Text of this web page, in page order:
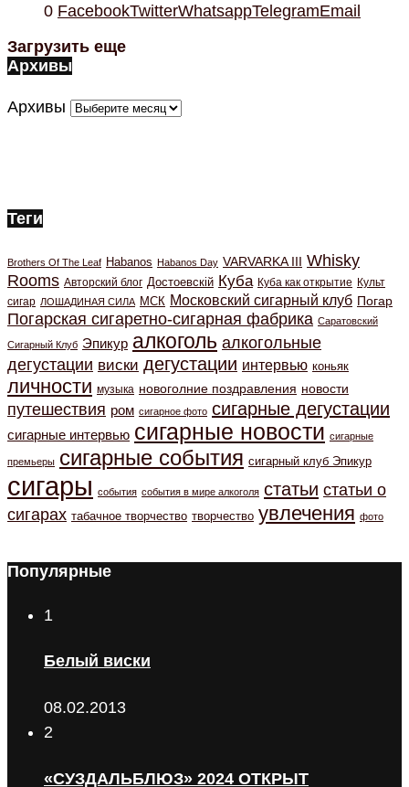
0 FacebookTwitterWhatsappTelegramEmail
Загрузить еще
Архивы
Архивы
Теги
Brothers Of The Leaf Habanos Habanos Day VARVARKA III Whisky
Rooms Авторский блог Достоевскiй Куба Куба как открытие Культ
сигар ЛОШАДИНАЯ СИЛА МСК Московский сигарный клуб Погар
Погарская сигаретно-сигарная фабрика Саратовский
Сигарный Клуб Эпикур алкоголь алкогольные
дегустации виски дегустации интервью коньяк
личности музыка новоголние поздравления новости
путешествия ром сигарное фото сигарные дегустации
сигарные интервью сигарные новости сигарные
премьеры сигарные события сигарный клуб Эпикур
сигары события события в мире алкоголя статьи статьи о
сигарах табачное творчество творчество увлечения фото
Популярные
1
Белый виски
08.02.2013
2
«СУЗДАЛЬБЛЮЗ» 2024 ОТКРЫТ